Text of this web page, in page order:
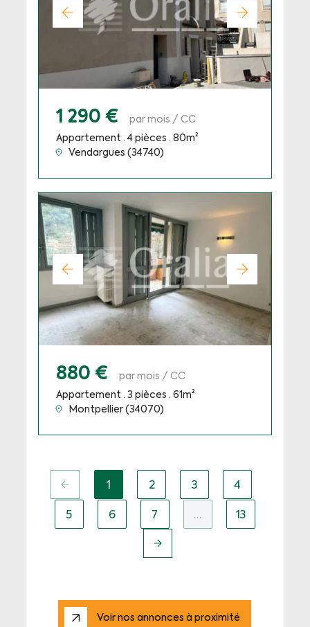
1 290 €
par mois / CC
Appartement · 4 pièces · 80m²
Vendargues (34740)
880 €
par mois / CC
Appartement · 3 pièces · 61m²
Montpellier (34070)
1 2 3 4
5 6 7 … 13
Voir nos annonces à proximité